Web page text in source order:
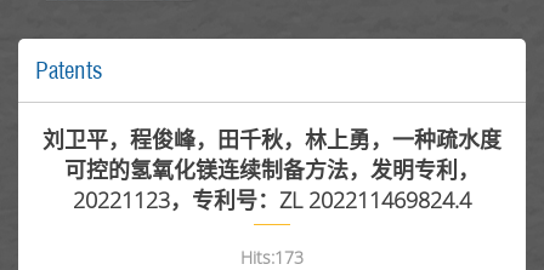
Patents
刘卫平，程俊峰，田千秋，林上勇，一种疏水度
可控的氢氧化镁连续制备方法，发明专利，
20221123，专利号：ZL 202211469824.4
Hits:173